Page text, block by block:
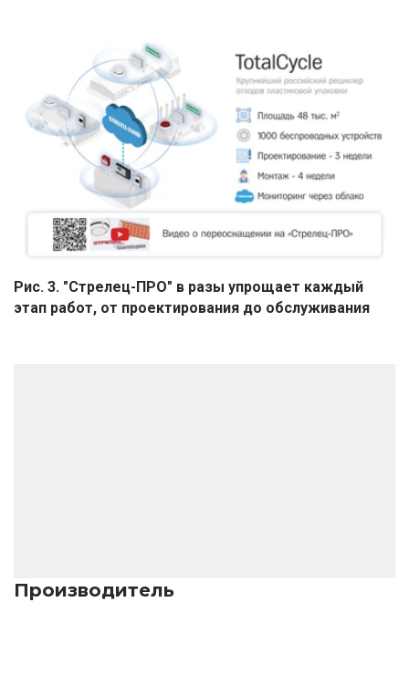
Рис. 3. "Стрелец-ПРО" в разы упрощает каждый
этап работ, от проектирования до обслуживания
Производитель